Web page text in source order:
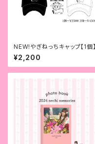
NEW!やぎねっちキャップ【1個】
¥2,200